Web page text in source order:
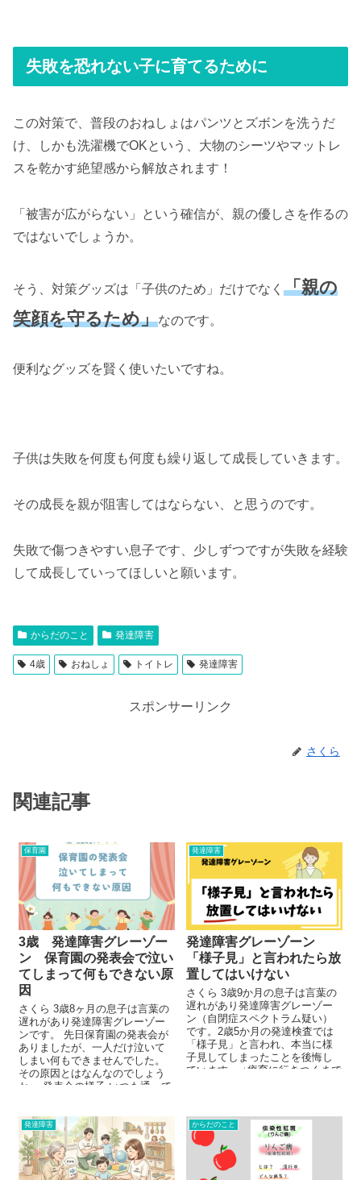
失敗を恐れない子に育てるために
この対策で、普段のおねしょはパンツとズボンを洗うだ
け、しかも洗濯機でOKという、大物のシーツやマットレ
スを乾かす絶望感から解放されます！
「被害が広がらない」という確信が、親の優しさを作るの
ではないでしょうか。
そう、対策グッズは「子供のため」だけでなく 「親の
笑顔を守るため」なのです。
便利なグッズを賢く使いたいですね。
子供は失敗を何度も何度も繰り返して成長していきます。
その成長を親が阻害してはならない、と思うのです。
失敗で傷つきやすい息子です、少しずつですが失敗を経験
して成長していってほしいと願います。
からだのこと 発達障害
4歳 おねしょ トイトレ 発達障害
スポンサーリンク
さくら
関連記事
保育園
3歳 発達障害グレーゾー
ン 保育園の発表会で泣い
てしまって何もできない原
因
さくら 3歳8ヶ月の息子は言葉の
遅れがあり発達障害グレーゾー
ンです。 先日保育園の発表会が
ありましたが、一人だけ泣いて
しまい何もできませんでした。
その原因とはなんなのでしょう
か。 発表会の様子 いつも通って
発達障害
発達障害グレーゾーン
「様子見」と言われたら放
置してはいけない
さくら 3歳9か月の息子は言葉の
遅れがあり発達障害グレーゾー
ン（自閉症スペクトラム疑い）
です。2歳5か月の発達検査では
「様子見」と言われ、本当に様
子見してしまったことを後悔し
ています。 ↓療育に行きつくまで
発達障害 からだのこと